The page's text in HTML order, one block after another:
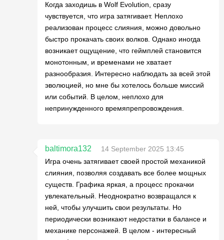
Когда заходишь в Wolf Evolution, сразу
чувствуется, что игра затягивает. Неплохо
реализован процесс слияния, можно довольно
быстро прокачать своих волков. Однако иногда
возникает ощущение, что геймплей становится
монотонным, и временами не хватает
разнообразия. Интересно наблюдать за всей этой
эволюцией, но мне бы хотелось больше миссий
или событий. В целом, неплохо для
непринужденного времяпрепровождения.
baltimora132
14 September 2025 13:45
Игра очень затягивает своей простой механикой
слияния, позволяя создавать все более мощных
существ. Графика яркая, а процесс прокачки
увлекательный. Неоднократно возвращался к
ней, чтобы улучшить свои результаты. Но
периодически возникают недостатки в балансе и
механике персонажей. В целом - интересный